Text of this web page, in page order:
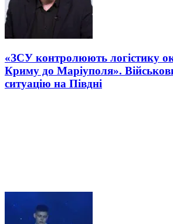
«ЗСУ контролюють логістику
Криму до Маріуполя».
ситуацію на Півдні